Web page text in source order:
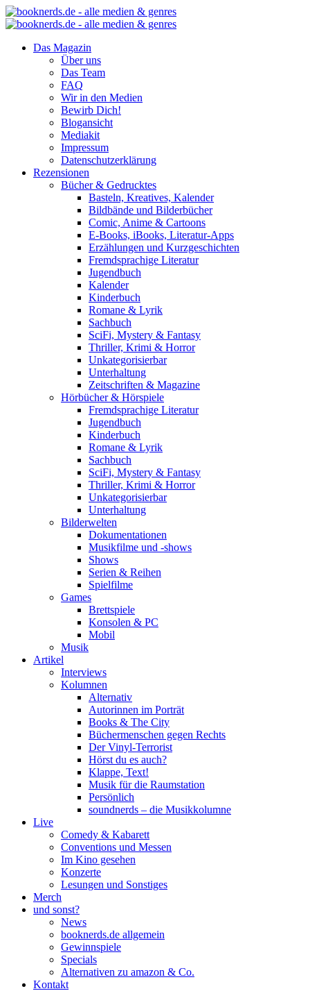
Das Magazin
Über uns
Das Team
FAQ
Wir in den Medien
Bewirb Dich!
Blogansicht
Mediakit
Impressum
Datenschutzerklärung
Rezensionen
Bücher & Gedrucktes
Basteln, Kreatives, Kalender
Bildbände und Bilderbücher
Comic, Anime & Cartoons
E-Books, iBooks, Literatur-Apps
Erzählungen und Kurzgeschichten
Fremdsprachige Literatur
Jugendbuch
Kalender
Kinderbuch
Romane & Lyrik
Sachbuch
SciFi, Mystery & Fantasy
Thriller, Krimi & Horror
Unkategorisierbar
Unterhaltung
Zeitschriften & Magazine
Hörbücher & Hörspiele
Fremdsprachige Literatur
Jugendbuch
Kinderbuch
Romane & Lyrik
Sachbuch
SciFi, Mystery & Fantasy
Thriller, Krimi & Horror
Unkategorisierbar
Unterhaltung
Bilderwelten
Dokumentationen
Musikfilme und -shows
Shows
Serien & Reihen
Spielfilme
Games
Brettspiele
Konsolen & PC
Mobil
Musik
Artikel
Interviews
Kolumnen
Alternativ
Autorinnen im Porträt
Books & The City
Büchermenschen gegen Rechts
Der Vinyl-Terrorist
Hörst du es auch?
Klappe, Text!
Musik für die Raumstation
Persönlich
soundnerds – die Musikkolumne
Live
Comedy & Kabarett
Conventions und Messen
Im Kino gesehen
Konzerte
Lesungen und Sonstiges
Merch
und sonst?
News
booknerds.de allgemein
Gewinnspiele
Specials
Alternativen zu amazon & Co.
Kontakt